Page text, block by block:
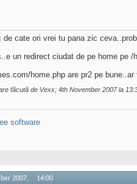
de cate ori vrei tu pana zic
un redirect ciudat de pe home pe
home.php are pr2 pe
făcută de Vexx; 4th November 2007 la
software
2007, 14:00